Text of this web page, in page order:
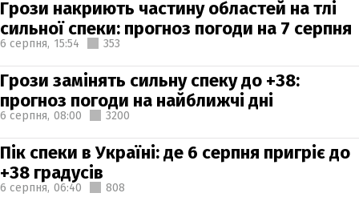
Грози накриють частину областей на тлі
сильної спеки: прогноз погоди на 7 серпня
6 серпня, 15:54 353
Грози замінять сильну спеку до +38:
прогноз погоди на найближчі дні
6 серпня, 08:00 3200
Пік спеки в Україні: де 6 серпня пригріє до
+38 градусів
6 серпня, 06:40 808